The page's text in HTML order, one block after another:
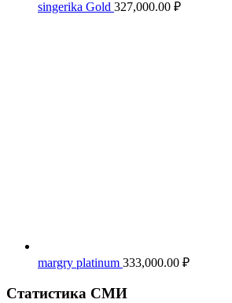
singerika Gold 327,000.00 ₽
margry platinum 333,000.00 ₽
Статистика СМИ